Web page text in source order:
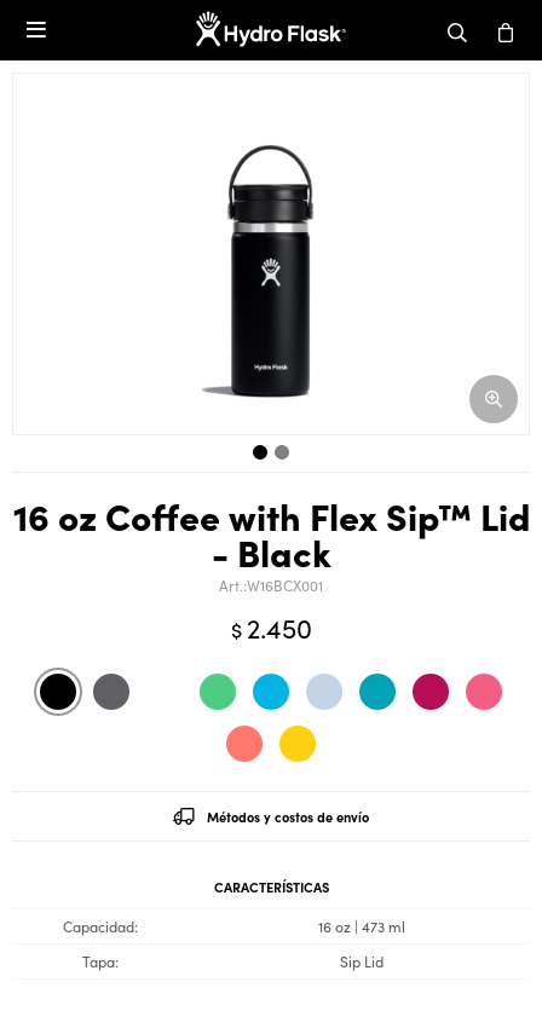

16 oz Coffee with Flex Sip™ Lid
- Black
W16BCX001
$ 2.450
Métodos y costos de envío
CARACTERÍSTICAS
Capacidad
16 oz | 473 ml
Tapa
Sip Lid